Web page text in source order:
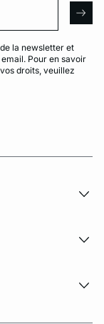
la newsletter et
Pour en savoir
droits, veuillez